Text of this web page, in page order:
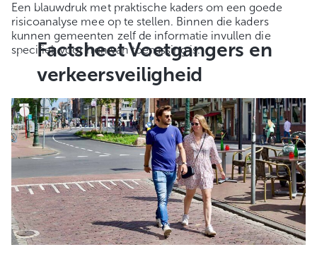
Een blauwdruk met praktische kaders om een goede
risicoanalyse mee op te stellen. Binnen die kaders
kunnen gemeenten zelf de informatie invullen die
specifiek voor hen van toepassing is.
Factsheet Voetgangers en
verkeersveiligheid